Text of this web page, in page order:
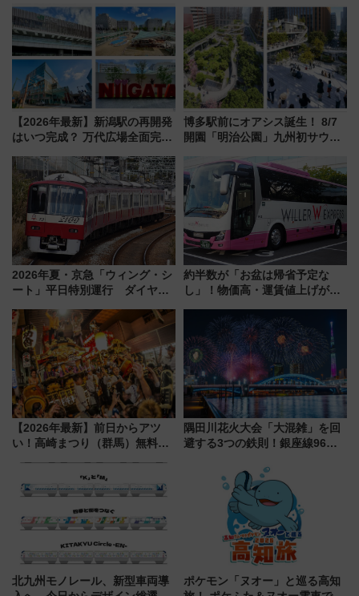
【2026年最新】新潟駅の再開発
はいつ完成？ 万代広場全面完成
開発、バスタ新潟構想まで徹底
解説！
博多駅前にオアシス誕生！ 8/7
開園「明治公園」九州初サウナ
品グルメ登場で駅前の過ごし方
はどう変わる？
2026年夏・京急「ウィング・シ
ート」平日特別運行 ダイヤ・
三浦海岸を堪能できるお出かけ
プランもご紹介
約半数が「お盆は帰省予定な
し」！物価高・運賃値上げが財
りたいけど……【WILLER お盆
帰省動向調査】
【2026年最新】前日からアツ
い！高崎まつり（群馬）無料観
隅田川花火大会「大混雑」を回
避する3つの鉄則！銀座線96本
ツリー駅の規制まとめ 7/25開催
（2026年）
北九州モノレール、新型車両導
ポケモン「ヌオー」と巡る高知